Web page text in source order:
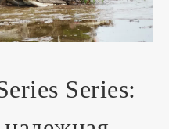
Series: